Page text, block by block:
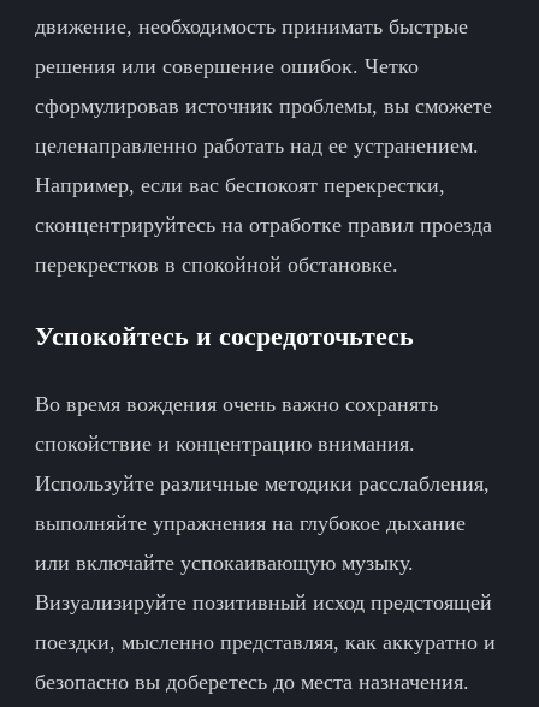
движение, необходимость принимать быстрые
решения или совершение ошибок. Четко
сформулировав источник проблемы, вы сможете
целенаправленно работать над ее устранением.
Например, если вас беспокоят перекрестки,
сконцентрируйтесь на отработке правил проезда
перекрестков в спокойной обстановке.
Успокойтесь и сосредоточьтесь
Во время вождения очень важно сохранять
спокойствие и концентрацию внимания.
Используйте различные методики расслабления,
выполняйте упражнения на глубокое дыхание
или включайте успокаивающую музыку.
Визуализируйте позитивный исход предстоящей
поездки, мысленно представляя, как аккуратно и
безопасно вы доберетесь до места назначения.